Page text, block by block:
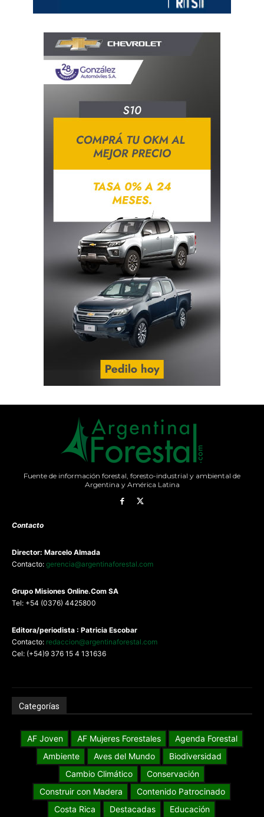
Fuente de información forestal, foresto-industrial y ambiental de
Argentina y América Latina
Contacto
Director: Marcelo Almada
Contacto: gerencia@argentinaforestal.com
Grupo Misiones Online.Com SA
Tel: +54 (0376) 4425800
Editora/periodista : Patricia Escobar
Contacto: redaccion@argentinaforestal.com
Cel: (+54)9 376 15 4 131636
Categorías
AF Joven AF Mujeres Forestales
Agenda Forestal
Ambiente
Aves del Mundo
Biodiversidad
Cambio Climático
Conservación
Construir con Madera
Contenido Patrocinado
Costa Rica
Destacadas
Educación